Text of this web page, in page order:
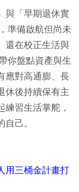
與「早期退休實
準備啟航但尚未
還在校正生活與
你盤點資產與生
應對高通膨、長
休後持續保有主
習生活掌舵，
己。
用三桶金計畫打